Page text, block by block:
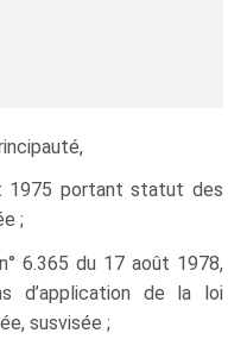
1975 portant statut des
;
6.365 du 17 août 1978,
d’application de la loi
susvisée ;